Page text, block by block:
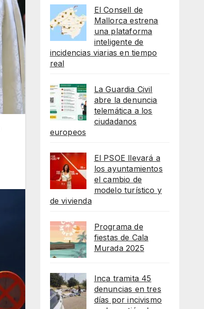
El Consell de
Mallorca estrena
una plataforma
inteligente de
incidencias viarias en tiempo
real
La Guardia Civil
abre la denuncia
telemática a los
ciudadanos
europeos
El PSOE llevará a
los ayuntamientos
el cambio de
modelo turístico y
de vivienda
Programa de
fiestas de Cala
Murada 2025
Inca tramita 45
denuncias en tres
días por incivismo